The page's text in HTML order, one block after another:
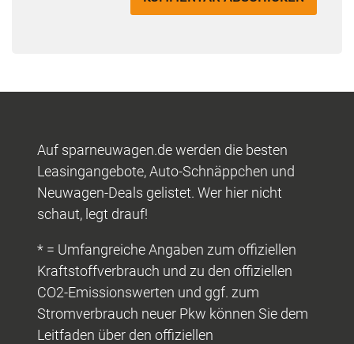
Auf sparneuwagen.de werden die besten
Leasingangebote, Auto-Schnäppchen und
Neuwagen-Deals gelistet. Wer hier nicht
schaut, legt drauf!
* = Umfangreiche Angaben zum offiziellen
Kraftstoffverbrauch und zu den offiziellen
CO2-Emissionswerten und ggf. zum
Stromverbrauch neuer Pkw können Sie dem
Leitfaden über den offiziellen